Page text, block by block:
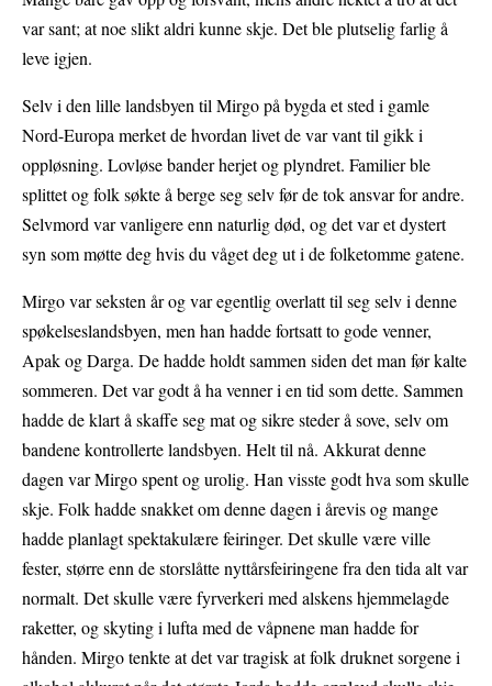
var sant; at noe slikt aldri kunne skje. Det ble plutselig farlig å
leve igjen.
Selv i den lille landsbyen til Mirgo på bygda et sted i gamle
Nord-Europa merket de hvordan livet de var vant til gikk i
oppløsning. Lovløse bander herjet og plyndret. Familier ble
splittet og folk søkte å berge seg selv før de tok ansvar for andre.
Selvmord var vanligere enn naturlig død, og det var et dystert
syn som møtte deg hvis du våget deg ut i de folketomme gatene.
Mirgo var seksten år og var egentlig overlatt til seg selv i denne
spøkelseslandsbyen, men han hadde fortsatt to gode venner,
Apak og Darga. De hadde holdt sammen siden det man før kalte
sommeren. Det var godt å ha venner i en tid som dette. Sammen
hadde de klart å skaffe seg mat og sikre steder å sove, selv om
bandene kontrollerte landsbyen. Helt til nå. Akkurat denne
dagen var Mirgo spent og urolig. Han visste godt hva som skulle
skje. Folk hadde snakket om denne dagen i årevis og mange
hadde planlagt spektakulære feiringer. Det skulle være ville
fester, større enn de storslåtte nyttårsfeiringene fra den tida alt var
normalt. Det skulle være fyrverkeri med alskens hjemmelagde
raketter, og skyting i lufta med de våpnene man hadde for
hånden. Mirgo tenkte at det var tragisk at folk druknet sorgene i